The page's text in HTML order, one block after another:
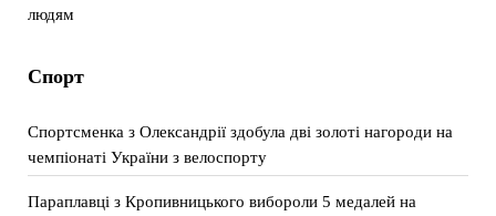
людям
Спорт
Спортсменка з Олександрії здобула дві золоті нагороди на
чемпіонаті України з велоспорту
Параплавці з Кропивницького вибороли 5 медалей на